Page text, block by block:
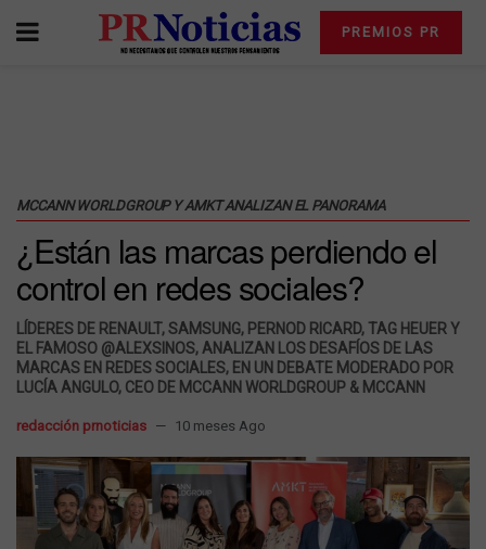
PREMIOS PR
MCCANN WORLDGROUP Y AMKT ANALIZAN EL PANORAMA
¿Están las marcas perdiendo el
control en redes sociales?
LÍDERES DE RENAULT, SAMSUNG, PERNOD RICARD, TAG HEUER Y
EL FAMOSO @ALEXSINOS, ANALIZAN LOS DESAFÍOS DE LAS
MARCAS EN REDES SOCIALES, EN UN DEBATE MODERADO POR
LUCÍA ANGULO, CEO DE MCCANN WORLDGROUP & MCCANN
redacción prnoticias 10 meses Ago